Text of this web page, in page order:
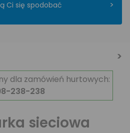
Ci się spodobać >
dla zamówień hurtowych:
238-238
sieciowa